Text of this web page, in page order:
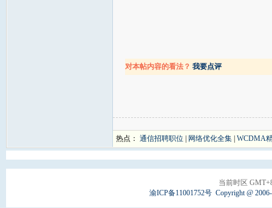
对本帖内容的看法？ 我要点评
热点： 通信招聘职位 网络优化全集 WCDMA
当前时区
渝ICP备11001752号 Copyright @